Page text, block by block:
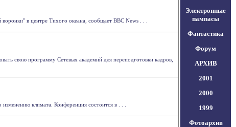
в центре Тихого океана, сообщает BBC News . . .
свою программу Сетевых академий для переподготовки кадров,
климата. Конференция состоится в . . .
Электронные
пампасы
Фантастика
Форум
АРХИВ
2001
2000
1999
Фотоархив